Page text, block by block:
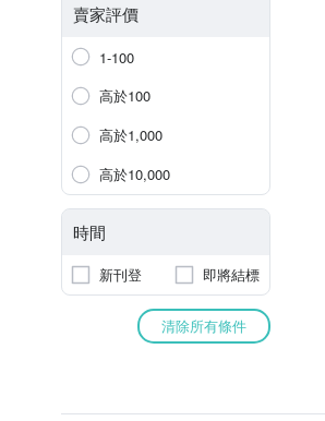
賣家評價
1-100
高於100
高於1,000
高於10,000
時間
新刊登 即將結標
清除所有條件